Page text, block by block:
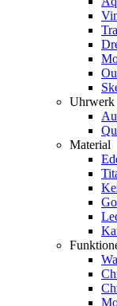
Uhrwerk
Material